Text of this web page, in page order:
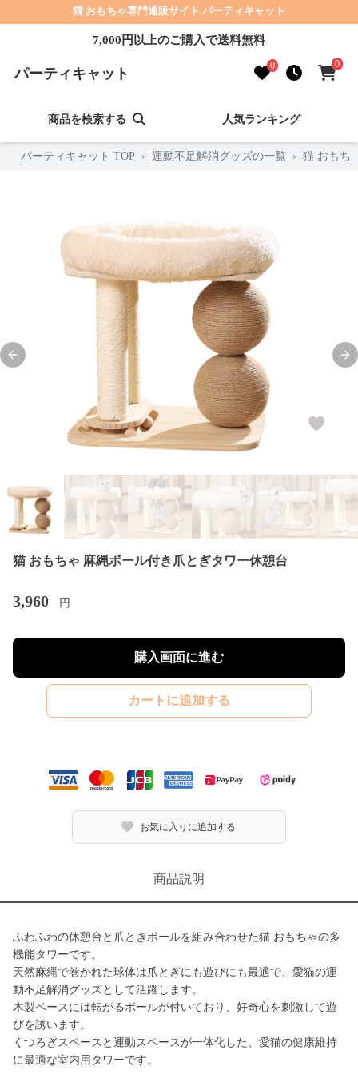
猫 おもちゃ専門通販サイト パーティキャット
7,000円以上のご購入で送料無料
パーティキャット 0 0
商品を検索する 人気ランキング
パーティキャット TOP › 運動不足解消グッズの一覧 › 猫 おもち
Previous slide
猫 おもちゃ 麻縄ボール付き爪とぎタワー休憩台
3,960 円
購入画面に進む
カートに追加する
お気に入りに追加する
商品説明
ふわふわの休憩台と爪とぎポールを組み合わせた猫 おもちゃの多
機能タワーです。
天然麻縄で巻かれた球体は爪とぎにも遊びにも最適で、愛猫の運
動不足解消グッズとして活躍します。
木製ベースには転がるボールが付いており、好奇心を刺激して遊
びを誘います。
くつろぎスペースと運動スペースが一体化した、愛猫の健康維持
に最適な室内用タワーです。